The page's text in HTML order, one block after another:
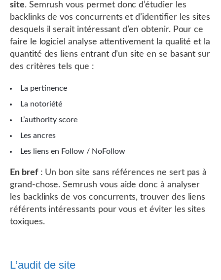
site. Semrush vous permet donc d’étudier les
backlinks de vos concurrents et d’identifier les sites
desquels il serait intéressant d’en obtenir. Pour ce
faire le logiciel analyse attentivement la qualité et la
quantité des liens entrant d’un site en se basant sur
des critères tels que :
La pertinence
La notoriété
L’authority score
Les ancres
Les liens en Follow / NoFollow
En bref: Un bon site sans références ne sert pas à
grand-chose. Semrush vous aide donc à analyser
les backlinks de vos concurrents, trouver des liens
référents intéressants pour vous et éviter les sites
toxiques.
L’audit de site